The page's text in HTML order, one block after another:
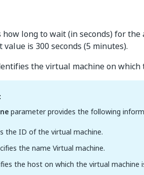
how long to wait (in seconds) for
is 300 seconds (5 minutes).
the virtual machine on
parameter provides the following
the ID of the virtual machine.
the name Virtual machine.
the host on which the virtual machine